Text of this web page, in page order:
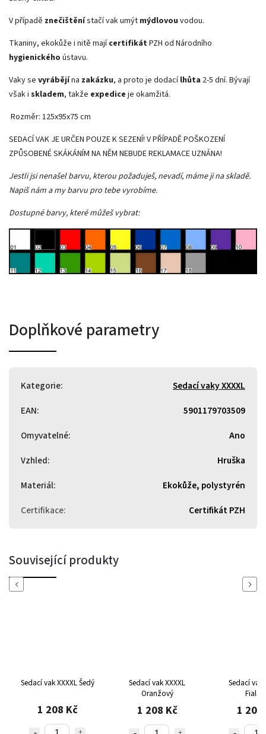
V případě znečištěnístačí vak umýt mýdlovou vodou.
Tkaniny, ekokůže i nitě majícertifikátPZH od Národního
hygienického ústavu.
Vaky se vyrábějína zakázku, a proto je dodacílhůta 2-5 dní. Bývají
však i skladem, takže expedice je okamžitá.
Rozměr: 125x95x75 cm
SEDACÍ VAK JE URČEN POUZE K SEZENÍ! V PŘÍPADĚ POŠKOZENÍ
ZPŮSOBENÉ SKÁKÁNÍM NA NĚM NEBUDE REKLAMACE UZNÁNA!
Jestli jsi nenašel barvu, kterou požaduješ, nevadí, máme ji na skladě.
Napiš nám a my barvu pro tebe vyrobíme.
Dostupné barvy, které můžeš vybrat:
Doplňkové parametry
Kategorie:
Sedací vaky XXXXL
EAN:
5901179703509
Omyvatelné:
Ano
Vzhled:
Hruška
Materiál:
Ekokůže, polystyrén
Certifikace: Certifikát PZH
Související produkty
Previous
Sedací vak XXXXL Šedý
1 208 Kč
Sedací vak XXXXL
Oranžový
1 208 Kč
Sedací vak
1 208
Next